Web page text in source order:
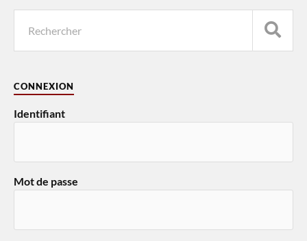
CONNEXION
Identifiant
Mot de passe